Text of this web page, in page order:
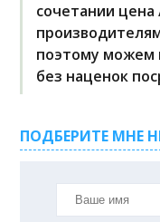
сочетании
поэтому можем
без наценок
ПОДБЕРИТЕ МНЕ